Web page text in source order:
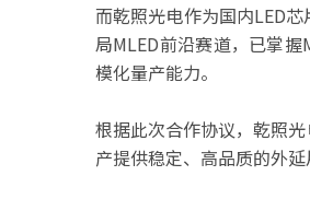
而乾照光电作为国内LED
局MLED前沿赛道，已掌
模化量产能力。
根据此次合作协议，乾照
产提供稳定、高品质的外延